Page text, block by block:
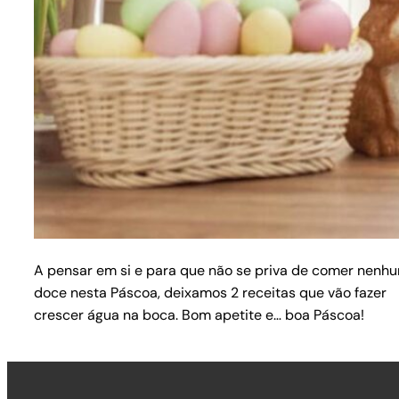
A pensar em si e para que não se priva de comer
doce nesta Páscoa, deixamos 2 receitas que vão fazer
crescer água na boca. Bom apetite e… boa Páscoa!